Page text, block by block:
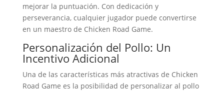
mejorar la puntuación. Con dedicación y
perseverancia, cualquier jugador puede convertirse
en un maestro de Chicken Road Game.
Personalización del Pollo: Un
Incentivo Adicional
Una de las características más atractivas de Chicken
Road Game es la posibilidad de personalizar al pollo